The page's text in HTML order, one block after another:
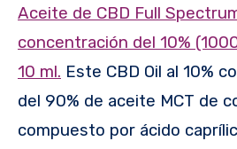
Aceite de CBD Full Spectrum con una
concentración del 10%
10 ml. Este CBD Oil al 10%
del 90% de aceite MCT de
compuesto por ácido